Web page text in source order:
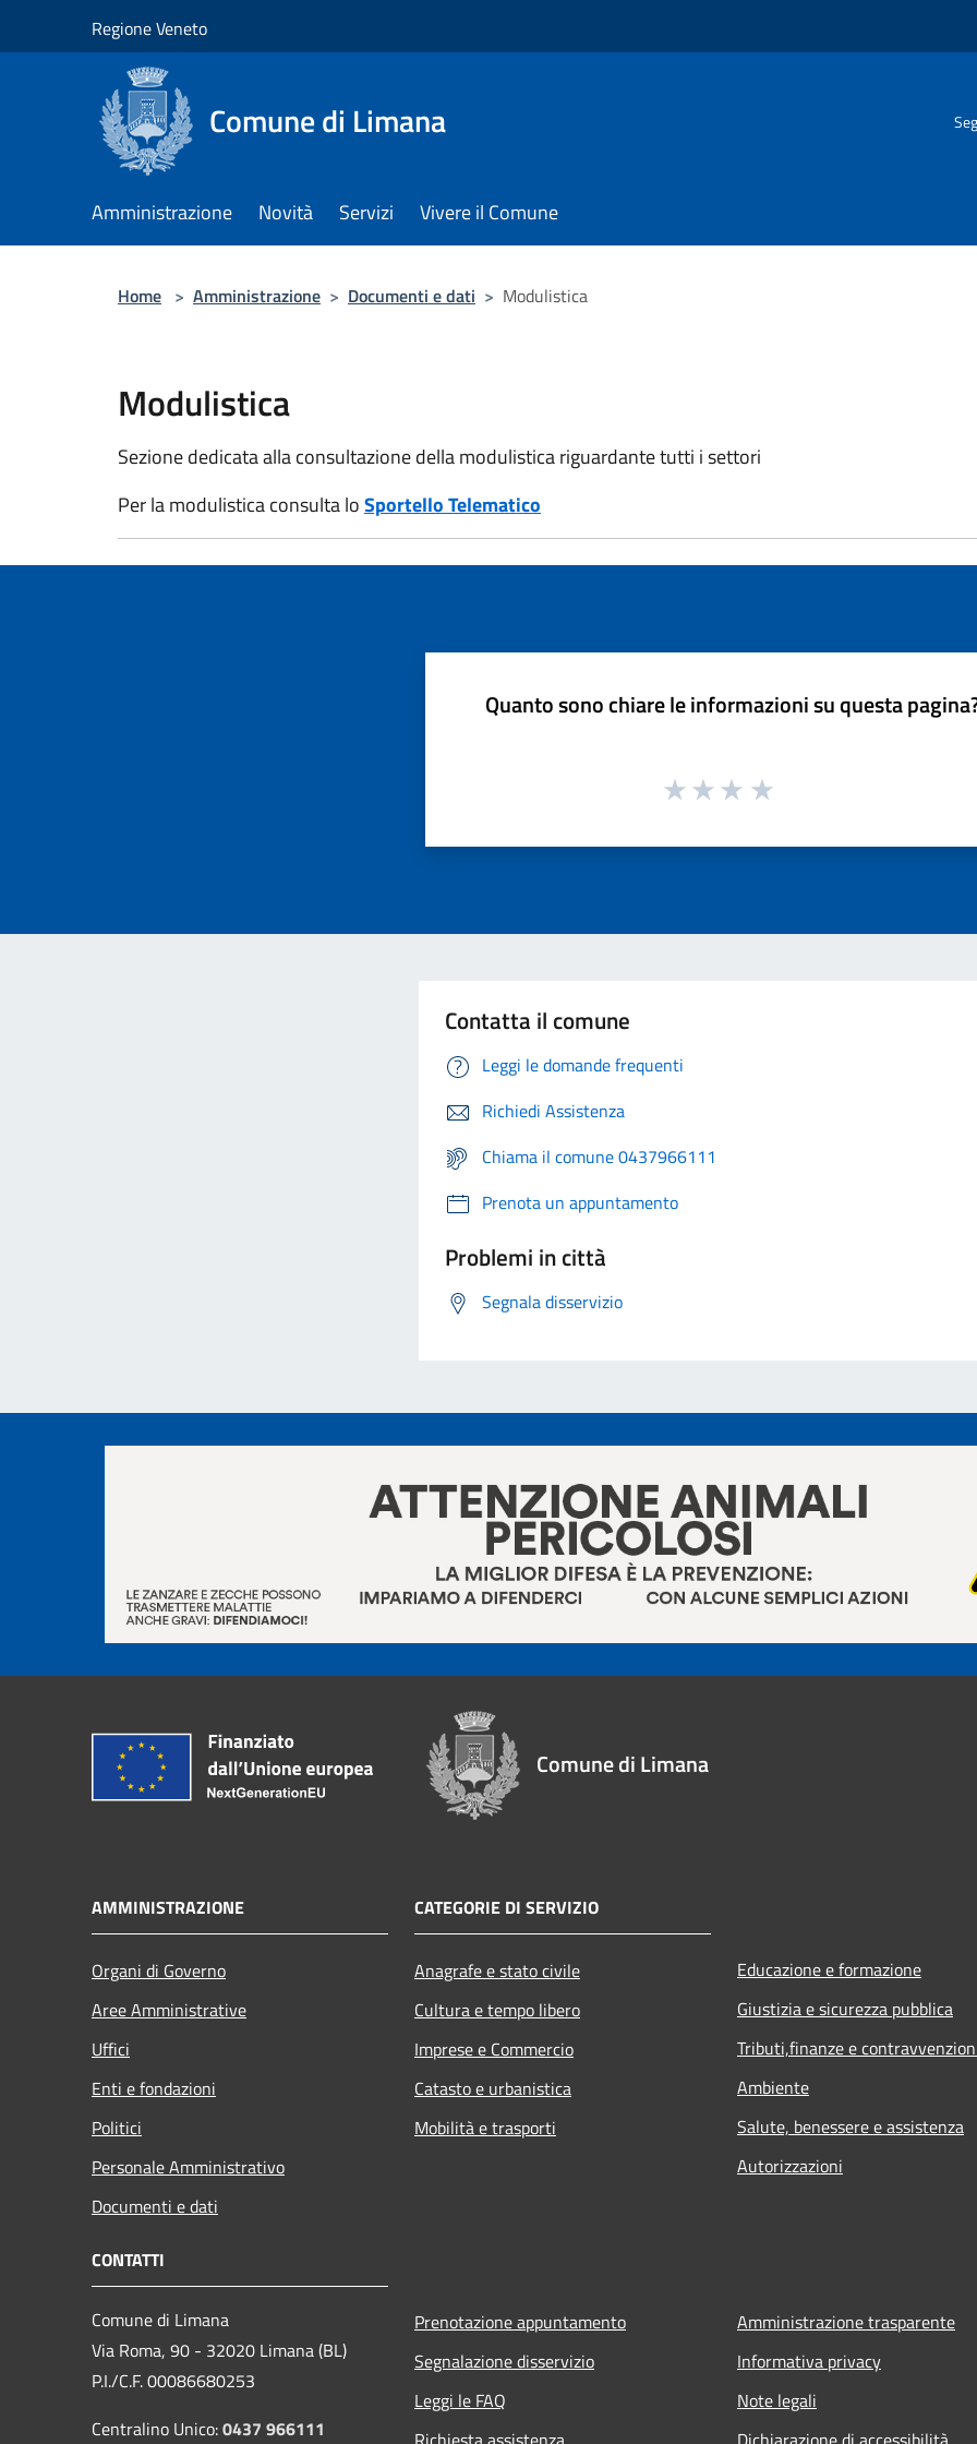
Regione Veneto
Comune di Limana
Amministrazione Novità Servizi Vivere il Comune
Home > Amministrazione > Documenti e dati > Modulistica
Modulistica
Sezione dedicata alla consultazione della modulistica riguardante tutti i settori
Per la modulistica consulta loSportello Telematico
Quanto sono chiare le informazioni su questa
Contatta il comune
Leggi le domande frequenti
Richiedi Assistenza
Chiama il comune 0437966111
Prenota un appuntamento
Problemi in città
Segnala disservizio
Comune di Limana
AMMINISTRAZIONE
Organi di Governo
Aree Amministrative
Uffici
Enti e fondazioni
Politici
Personale Amministrativo
Documenti e dati
CATEGORIE DI SERVIZIO
Anagrafe e stato civile
Cultura e tempo libero
Imprese e Commercio
Catasto e urbanistica
Mobilità e trasporti
Educazione e formazione
Giustizia e sicurezza pubblica
Tributi,finanze e
Ambiente
Salute, benessere e assistenza
Autorizzazioni
CONTATTI
Comune di Limana
Via Roma, 90 - 32020 Limana (BL)
P.I./C.F. 00086680253
Centralino Unico:0437 966111
Prenotazione appuntamento
Segnalazione disservizio
Leggi le FAQ
Amministrazione trasparente
Informativa privacy
Note legali